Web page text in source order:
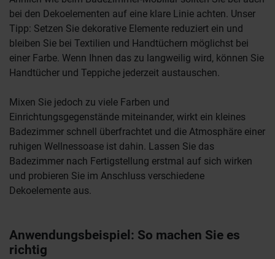
bei den Dekoelementen auf eine klare Linie achten. Unser
Tipp: Setzen Sie dekorative Elemente reduziert ein und
bleiben Sie bei Textilien und Handtüchern möglichst bei
einer Farbe. Wenn Ihnen das zu langweilig wird, können Sie
Handtücher und Teppiche jederzeit austauschen.
Mixen Sie jedoch zu viele Farben und
Einrichtungsgegenstände miteinander, wirkt ein kleines
Badezimmer schnell überfrachtet und die Atmosphäre einer
ruhigen Wellnessoase ist dahin. Lassen Sie das
Badezimmer nach Fertigstellung erstmal auf sich wirken
und probieren Sie im Anschluss verschiedene
Dekoelemente aus.
Anwendungsbeispiel: So machen Sie es
richtig